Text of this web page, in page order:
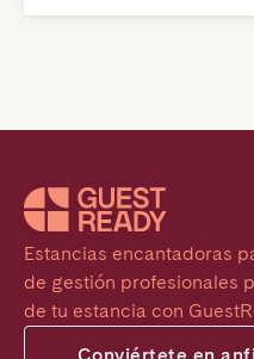
Estancias encantadoras
de gestión profesionales
de tu estancia con